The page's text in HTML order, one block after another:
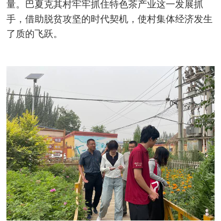
量。巴夏克其村牢牢抓住特色茶产业这一发展抓
手，借助脱贫攻坚的时代契机，使村集体经济发生
了质的飞跃。